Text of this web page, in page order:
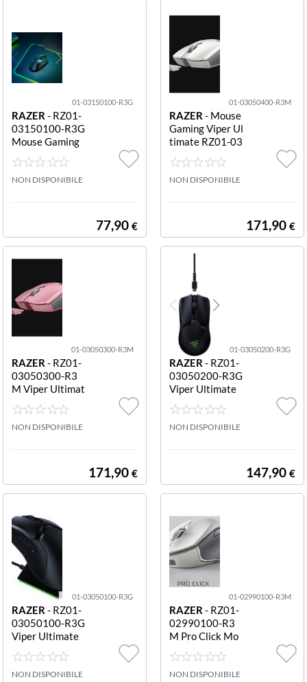
01-03150100-R3G
RAZER - RZ01-
03150100-R3G
Mouse Gaming
Ottico Basilisk
X Hyperspeed
Wireless Nero B
NON DISPONIBILE
77,90 €
01-03050400-R3M
RAZER - Mouse
Gaming Viper Ul
timate RZ01-03
050400-R3M 1
6.000 dpi Viper
Ultimate Mouse
NON DISPONIBILE
171,90 €
01-03050300-R3M
RAZER - RZ01-
03050300-R3
M Viper Ultimat
e Mouse Dock Q
uartz Viper Ulti
mate Mouse Do
NON DISPONIBILE
171,90 €
01-03050200-R3G
RAZER - RZ01-
03050200-R3G
Viper Ultimate
Mouse gaming
wireless VIPER
ULTIMATE
NON DISPONIBILE
147,90 €
01-03050100-R3G
RAZER - RZ01-
03050100-R3G
Viper Ultimate
Mouse Dock VI
PER ULTIMATE
MOUSE DOCK -
NON DISPONIBILE
01-02990100-R3M
RAZER - RZ01-
02990100-R3
M Pro Click Mo
use gaming wire
less MOUSE PR
O CLICK
NON DISPONIBILE